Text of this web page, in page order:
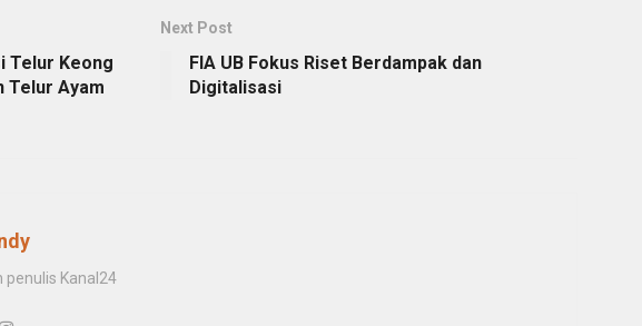
Telur Keong
Telur Ayam
Next Post
FIA UB Fokus Riset Berdampak dan
Digitalisasi
penulis Kanal24